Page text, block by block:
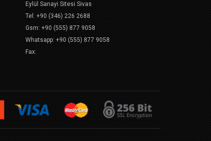
Eylül Sanayi Sitesi Sivas
Tel: +90 (346) 226 2688
Gsm: +90 (555) 877 9058
Whatsapp: +90 (555) 877 9058
Fax: